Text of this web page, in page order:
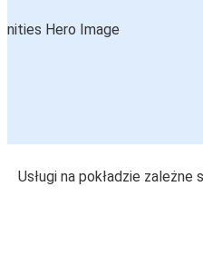
Usługi na pokładzie